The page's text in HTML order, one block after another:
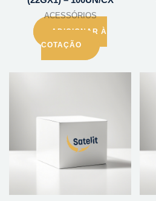
ACESSÓRIOS
ADICIONAR À
COTAÇÃO